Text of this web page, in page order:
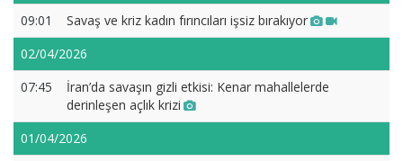
09:01
Savaş ve kriz kadın fırıncıları işsiz bırakıyor
02/04/2026
07:45
İran’da savaşın gizli etkisi: Kenar mahallelerde
derinleşen açlık krizi
01/04/2026